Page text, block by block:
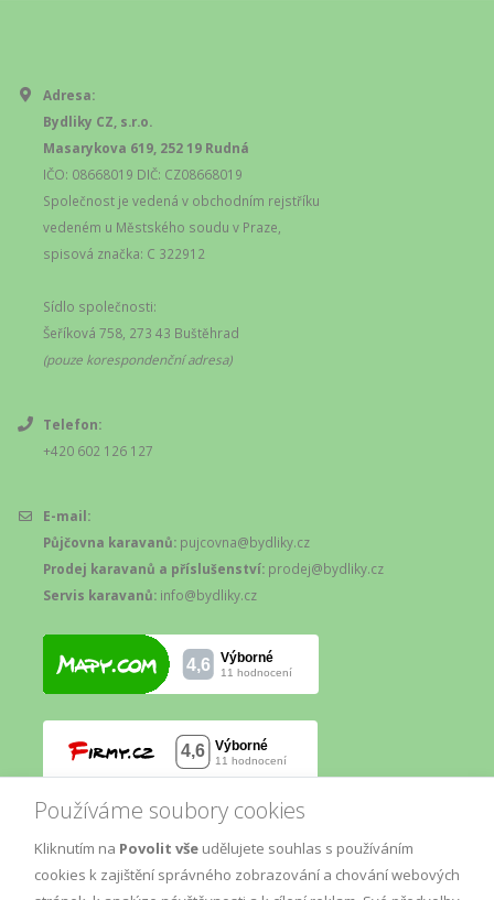
Používáme soubory cookies
Kliknutím na Povolit vše udělujete souhlas s používáním
cookies k zajištění správného zobrazování a chování webových
Adresa:
Bydliky CZ, s.r.o.
Masarykova 619, 252 19 Rudná
IČO: 08668019 DIČ: CZ08668019
Společnost je vedená v obchodním rejstříku
vedeném u Městského soudu v Praze,
spisová značka: C 322912
Sídlo společnosti:
Šeříková 758, 273 43 Buštěhrad
(pouze korespondenční adresa)
Telefon:
+420 602 126 127
E-mail:
Půjčovna karavanů: pujcovna@bydliky.cz
Prodej karavanů a příslušenství: prodej@bydliky.cz
Servis karavanů: info@bydliky.cz